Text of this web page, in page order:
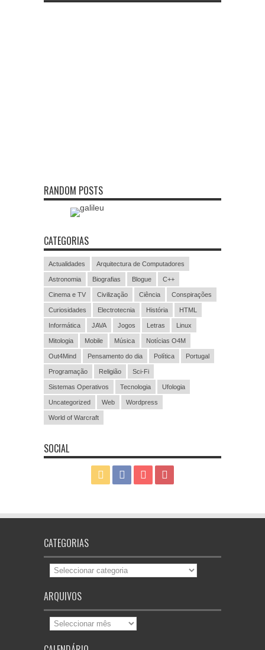
RANDOM POSTS
CATEGORIAS
Actualidades Arquitectura de Computadores
Astronomia Biografias Blogue C++
Cinema e TV Civilização Ciência Conspirações
Curiosidades Electrotecnia História HTML
Informática JAVA Jogos Letras Linux
Mitologia Mobile Música Notícias O4M
Out4Mind Pensamento do dia Política Portugal
Programação Religião Sci-Fi
Sistemas Operativos Tecnologia Ufologia
Uncategorized Web Wordpress
World of Warcraft
SOCIAL
CATEGORIAS
Categorias
ARQUIVOS
Arquivos